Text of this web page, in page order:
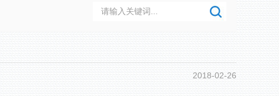
2018-02-26